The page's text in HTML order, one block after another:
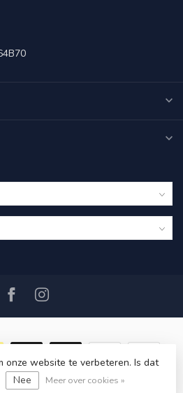
watersport and boat equipment
onze website te verbeteren. Is dat
Nee Meer over cookies »